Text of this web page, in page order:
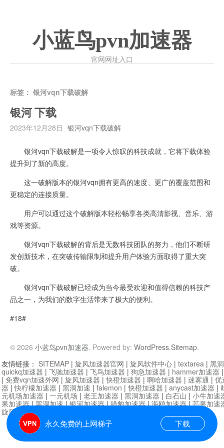
小蓝鸟pvn加速器
官网网址入口
标签： 银河vqn下载破解
银河 下载
2023年12月28日 银河vqn下载破解
银河vqn下载破解是一项令人惊叹的科技成就，它将下载体验
提升到了新的高度。
这一破解版本的银河vqn拥有更高的速度、更广的覆盖范围和
更稳定的连接质量。
用户可以通过这个破解版本轻松畅享各类高清影视、音乐、游
戏等资源。
银河vqn下载破解的背后是无数科技团队的努力，他们不断研
发创新技术，在突破传输限制和提升用户体验方面取得了重大突
破。
银河vqn下载破解已经成为当今最受欢迎和值得信赖的科技产
品之一，为我们的数字生活带来了极大的便利。
#18#
© 2026 小蓝鸟pvn加速器. Powered by: WordPress.Sitemap.
永久免费的上网梯子 下载
友情链接： SITEMAP | 旋风加速器官网 | 旋风软件中心 | textarea | 黑
quickq加速器 | 飞驰加速器 | 飞鸟加速器 | 狗急加速器 | hammer加速器
|免费vqn加速外网 | 旋风加速器 |快橙加速器 | 啊哈加速器 | 迷雾通 | 优
器 |快柠檬加速器 |黑洞加速 | falemon |快橙加速器 | anycast加速器 |
元机场加速器 | 一元机场 | 老王加速器 | 黑洞加速器 | 白石山 | 小牛加速
果加速器|黑洞加速|银河加速器|猎豹加速器|海鸥加速器|芒果加速
旋风加速器度器